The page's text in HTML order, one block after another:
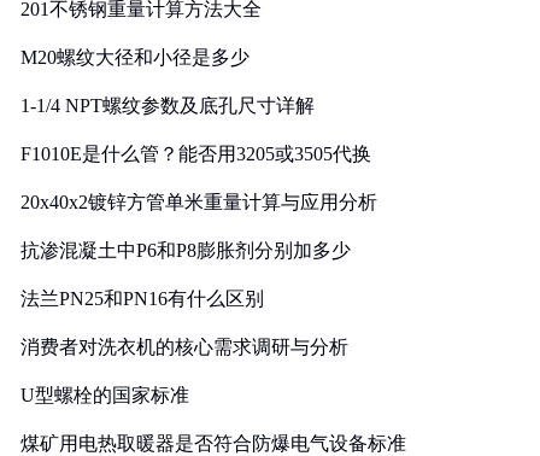
201不锈钢重量计算方法大全
M20螺纹大径和小径是多少
1-1/4 NPT螺纹参数及底孔尺寸详解
F1010E是什么管？能否用3205或3505代换
20x40x2镀锌方管单米重量计算与应用分析
抗渗混凝土中P6和P8膨胀剂分别加多少
法兰PN25和PN16有什么区别
消费者对洗衣机的核心需求调研与分析
U型螺栓的国家标准
煤矿用电热取暖器是否符合防爆电气设备标准